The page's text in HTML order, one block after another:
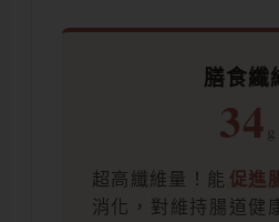
膳食纖
34 g
超高纖維量！能 促進
消化，對維持腸道健